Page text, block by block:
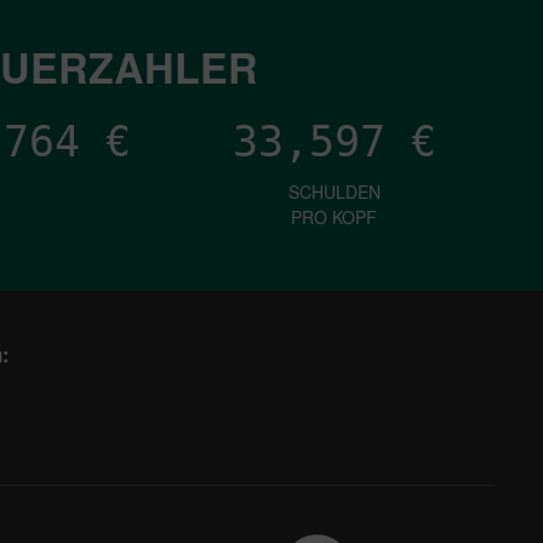
€ 33,597 €
SCHULDEN
PRO KOPF